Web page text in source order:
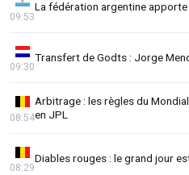
La fédération argentine
09:53
Transfert de Godts : Jorge
09:30
Arbitrage : les règles du
en JPL
08:54
Diables rouges : le grand jour
08:29